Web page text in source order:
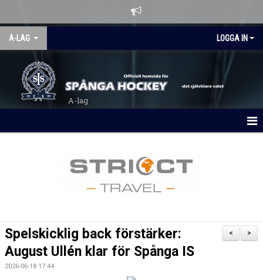
A-LAG LOGGA IN
A-lag
LAGBYGGET 26/27
BILDGALLERI
>
<
Spelskicklig back förstärker:
August Ullén klar för Spånga IS
2026-06-18 17:44